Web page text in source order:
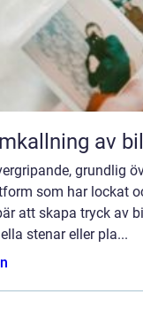
av
grundlig
som har lockat
att skapa tryck av
stenar eller pla...